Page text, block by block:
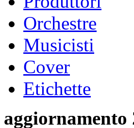
Orchestre
Musicisti
Cover
Etichette